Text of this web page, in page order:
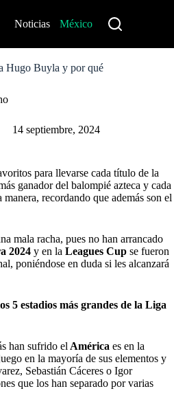
Noticias México
Hugo Buyla y por qué
14 septiembre, 2024
para llevarse cada título de la
ganador del balompié azteca y cada
recordando que además son el
mala racha, pues no han arrancado
2024 y en la Leagues Cup se fueron
poniéndose en duda si les alcanzará
5 estadios más grandes de la Liga
han sufrido el América es en la
en la mayoría de sus elementos y
Sebastián Cáceres o Igor
que los han separado por varias